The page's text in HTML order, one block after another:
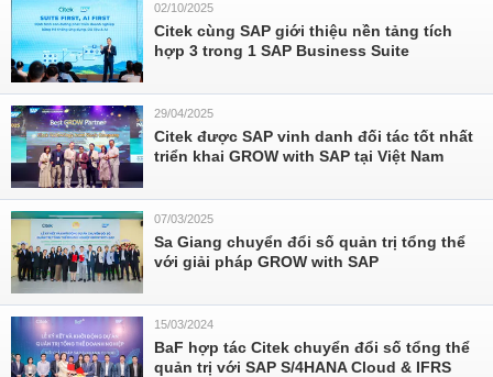
02/10/2025
Citek cùng SAP giới thiệu nền tảng tích
hợp 3 trong 1 SAP Business Suite
29/04/2025
Citek được SAP vinh danh đối tác tốt nhất
triển khai GROW with SAP tại Việt Nam
07/03/2025
Sa Giang chuyển đổi số quản trị tổng thể
với giải pháp GROW with SAP
15/03/2024
BaF hợp tác Citek chuyển đổi số tổng thể
quản trị với SAP S/4HANA Cloud & IFRS